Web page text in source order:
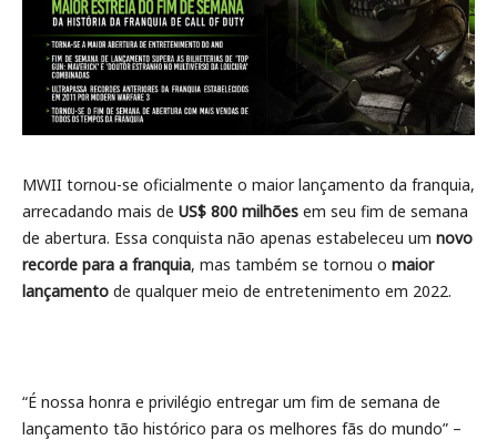
MWII tornou-se oficialmente o maior lançamento da franquia,
arrecadando mais de US$ 800 milhões em seu fim de semana
de abertura. Essa conquista não apenas estabeleceu um novo
recorde para a franquia, mas também se tornou o maior
lançamento de qualquer meio de entretenimento em 2022.
“É nossa honra e privilégio entregar um fim de semana de
lançamento tão histórico para os melhores fãs do mundo” –